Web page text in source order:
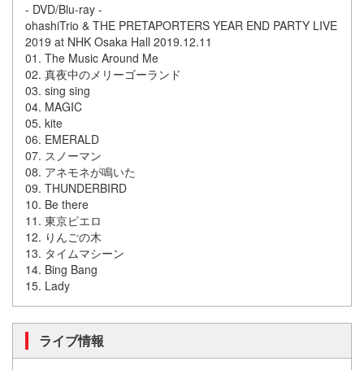
- DVD/Blu-ray -
ohashiTrio & THE PRETAPORTERS YEAR END PARTY LIVE
2019 at NHK Osaka Hall 2019.12.11
01. The Music Around Me
02. 真夜中のメリーゴーランド
03. sing sing
04. MAGIC
05. kite
06. EMERALD
07. スノーマン
08. アネモネが鳴いた
09. THUNDERBIRD
10. Be there
11. 東京ピエロ
12. りんごの木
13. タイムマシーン
14. Bing Bang
15. Lady
ライブ情報